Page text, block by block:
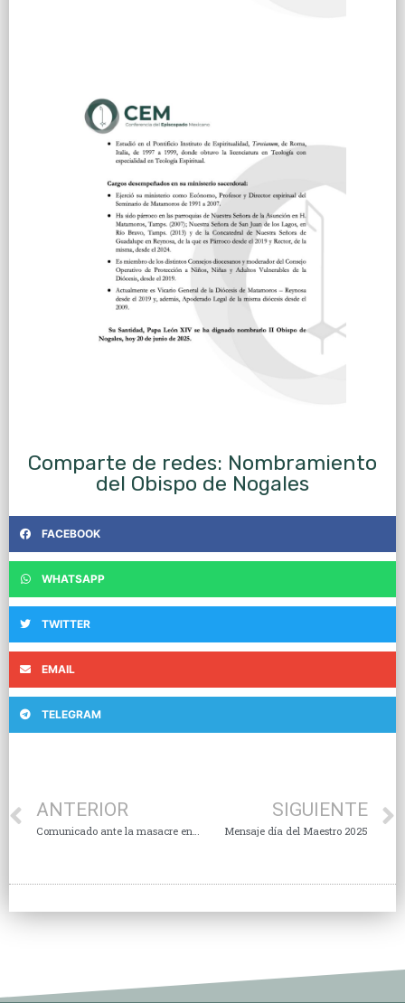
Comparte de redes: Nombramiento
del Obispo de Nogales
FACEBOOK
WHATSAPP
TWITTER
EMAIL
TELEGRAM
ANTERIOR SIGUIENTE
Mensaje día del Maestro 2025